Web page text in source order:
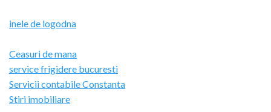
inele de logodna
Ceasuri de mana
service frigidere bucuresti
Servicii contabile Constanta
Stiri imobiliare